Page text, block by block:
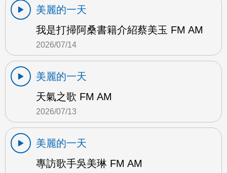
美麗的一天
我是打掃阿桑書籍介紹蔡美玉 FM AM
2026/07/14
美麗的一天
天氣之歌 FM AM
2026/07/13
美麗的一天
專訪歌手吳美琳 FM AM